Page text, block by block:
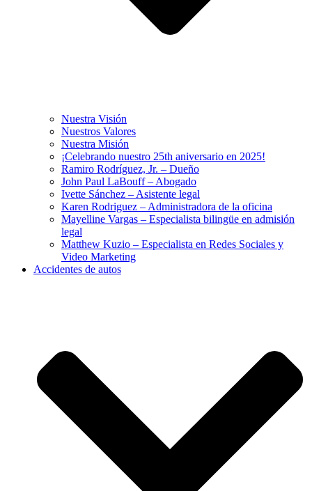
Nuestra Visión
Nuestros Valores
Nuestra Misión
¡Celebrando nuestro 25th aniversario en 2025!
Ramiro Rodríguez, Jr. – Dueño
John Paul LaBouff – Abogado
Ivette Sánchez – Asistente legal
Karen Rodriguez – Administradora de la oficina
Mayelline Vargas – Especialista bilingüe en admisión
legal
Matthew Kuzio – Especialista en Redes Sociales y
Video Marketing
Accidentes de autos